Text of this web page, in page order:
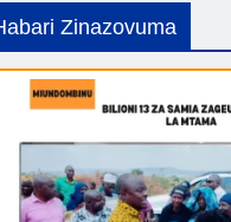
Zinazovuma